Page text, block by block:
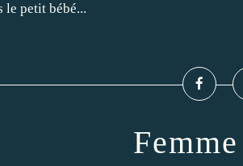
le petit bébé...